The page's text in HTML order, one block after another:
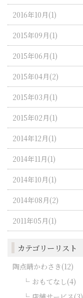
2016年10月(1)
2015年09月(1)
2015年06月(1)
2015年04月(2)
2015年03月(1)
2015年02月(1)
2014年12月(1)
2014年11月(1)
2014年10月(1)
2014年08月(2)
2011年05月(1)
カテゴリーリスト
陶点睛かわさき(12)
おもてなし(4)